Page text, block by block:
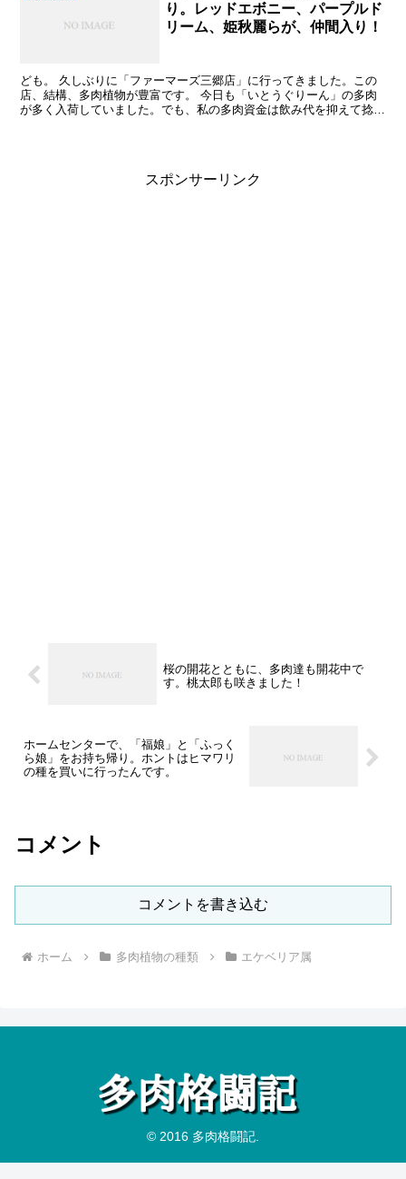
り。レッドエボニー、パープルド
リーム、姫秋麗らが、仲間入り！
ども。 久しぶりに「ファーマーズ三郷店」に行ってきました。この
店、結構、多肉植物が豊富です。 今日も「いとうぐりーん」の多肉
が多く入荷していました。でも、私の多肉資金は飲み代を抑えて捻出
スポンサーリンク
桜の開花とともに、多肉達も開花中で
す。桃太郎も咲きました！
ホームセンターで、「福娘」と「ふっく
ら娘」をお持ち帰り。ホントはヒマワリ
の種を買いに行ったんです。
コメント
コメントを書き込む
ホーム 多肉植物の種類 エケベリア属
© 2016 多肉格闘記.